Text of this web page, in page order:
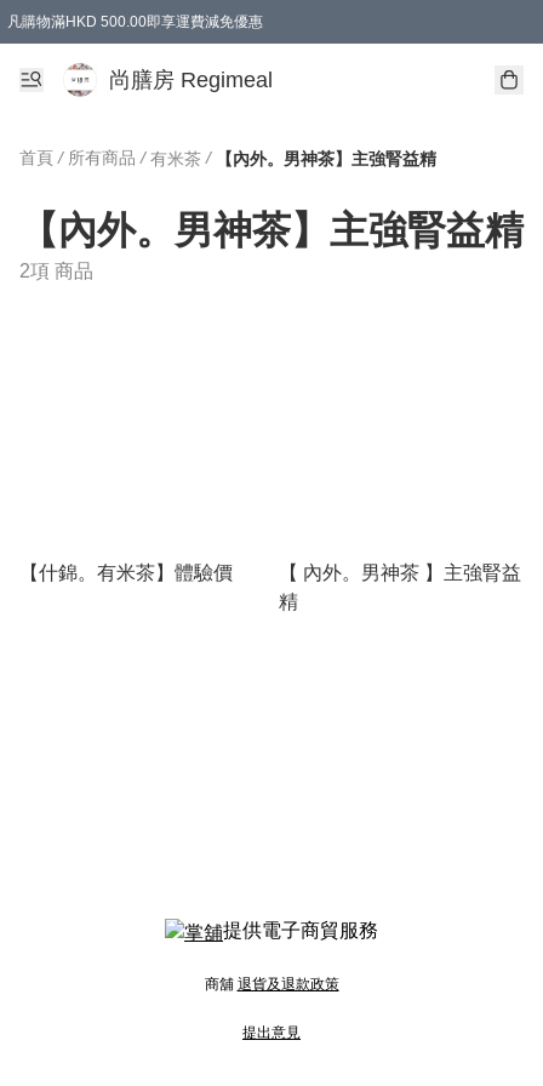
凡購物滿HKD 500.00即享運費減免優惠
尚膳房 Regimeal
首頁 / 所有商品 / 有米茶 / 【內外。男神茶】主強腎益精
【內外。男神茶】主強腎益精
2項 商品
【什錦。有米茶】體驗價
【 內外。男神茶 】主強腎益
精
提供電子商貿服務
商舖 退貨及退款政策
提出意見